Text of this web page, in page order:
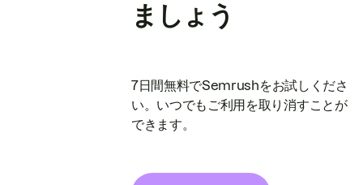
ましょう
7日間無料でSemrushをお試しくださ
い。いつでもご利用を取り消すことが
できます。